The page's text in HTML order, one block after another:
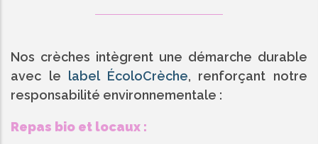
Nos crèches intègrent une démarche durable
avec le label ÉcoloCrèche, renforçant notre
responsabilité environnementale :
Repas bio et locaux :